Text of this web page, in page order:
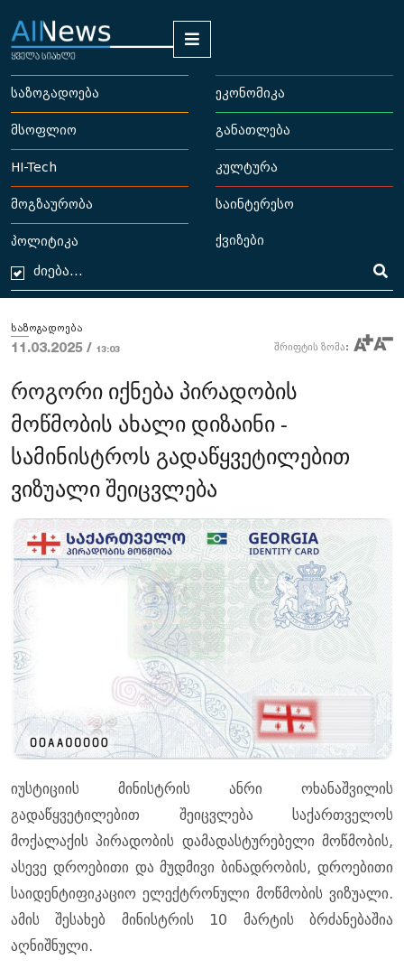
საზოგადოება ეკონომიკა
მსოფლიო განათლება
HI-Tech კულტურა
მოგზაურობა საინტერესო
პოლიტიკა ქვიზები
საზოგადოება
11.03.2025 / 13:03 შრიფტის ზომა:
როგორი იქნება პირადობის
მოწმობის ახალი დიზაინი -
სამინისტროს გადაწყვეტილებით
ვიზუალი შეიცვლება
იუსტიციის მინისტრის ანრი ოხანაშვილის
გადაწყვეტილებით შეიცვლება საქართველოს
მოქალაქის პირადობის დამადასტურებელი მოწმობის,
ასევე დროებითი და მუდმივი ბინადრობის, დროებითი
საიდენტიფიკაციო ელექტრონული მოწმობის ვიზუალი.
ამის შესახებ მინისტრის 10 მარტის ბრძანებაშია
აღნიშნული.